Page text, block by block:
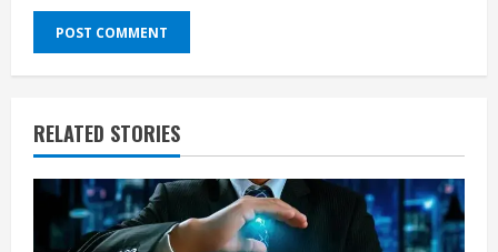
RELATED STORIES